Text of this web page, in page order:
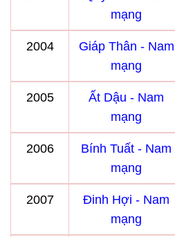
mạng
2004
Giáp Thân - Nam
mạng
2005
Ất Dậu - Nam
mạng
2006
Bính Tuất - Nam
mạng
2007
Đinh Hợi - Nam
mạng